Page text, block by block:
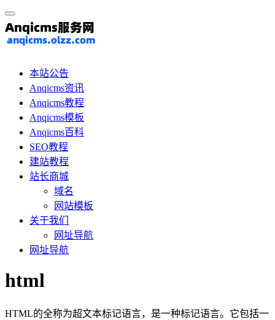
本站公告
Anqicms资讯
Anqicms教程
Anqicms模板
Anqicms百科
SEO教程
建站教程
站长商城
域名
网站模板
关于我们
网址导航
网址导航
html
HTML的全称为超文本标记语言，是一种标记语言。它包括一